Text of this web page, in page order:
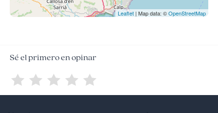
Leaflet | Map data: ©OpenStreetMap
Sé el primero en opinar